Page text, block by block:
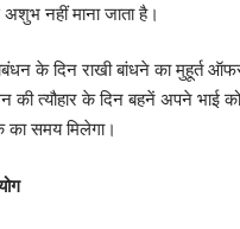
नहीं माना जाता है।
के दिन राखी बांधने का मुहूर्त
की त्यौहार के दिन बहनें अपने भाई
समय मिलेगा।